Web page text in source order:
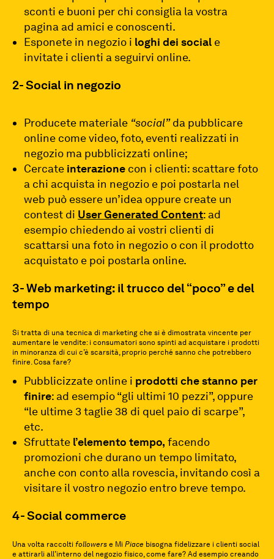
sconti e buoni per chi consiglia la vostra
pagina ad amici e conoscenti.
Esponete in negozio i loghi dei social e
invitate i clienti a seguirvi online.
2- Social in negozio
Producete materiale “social”da pubblicare
online come video, foto, eventi realizzati in
negozio ma pubblicizzati online;
Cercate interazione con i clienti: scattare foto
a chi acquista in negozio e poi postarla nel
web può essere un’idea oppure create un
contest di User Generated Content: ad
esempio chiedendo ai vostri clienti di
scattarsi una foto in negozio o con il prodotto
acquistato e poi postarla online.
3- Web marketing: il trucco del “poco” e del
tempo
Si tratta di una tecnica di marketing che si è dimostrata vincente per
aumentare le vendite: i consumatori sono spinti ad acquistare i prodotti
in minoranza di cui c’è scarsità, proprio perché sanno che potrebbero
finire. Cosa fare?
Pubblicizzate online i prodotti che stanno per
finire: ad esempio “gli ultimi 10 pezzi”, oppure
“le ultime 3 taglie 38 di quel paio di scarpe”,
etc.
Sfruttate l’elemento tempo, facendo
promozioni che durano un tempo limitato,
anche con conto alla rovescia, invitando così a
visitare il vostro negozio entro breve tempo.
4- Social commerce
Una volta raccolti followers e Mi Piace bisogna fidelizzare i clienti social
e attirarli all’interno del negozio fisico, come fare? Ad esempio creando